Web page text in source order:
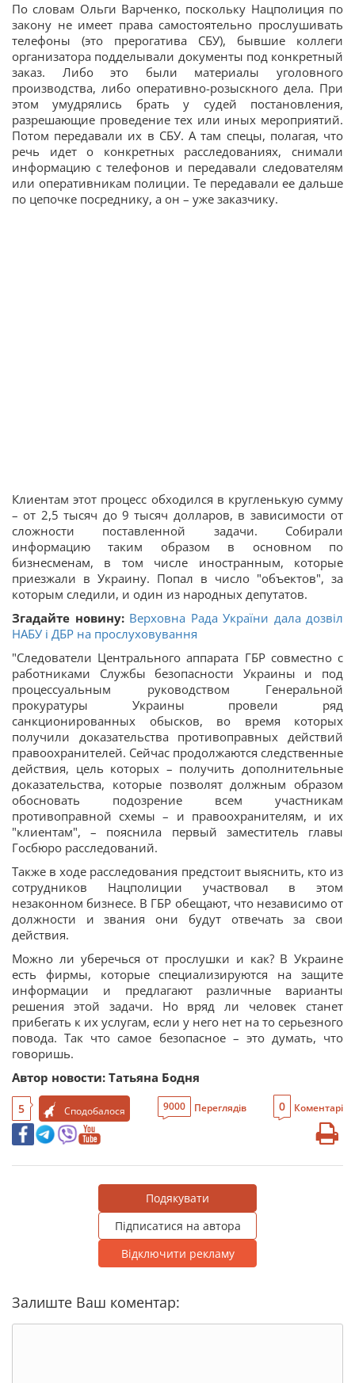
По словам Ольги Варченко, поскольку Нацполиция по
закону не имеет права самостоятельно прослушивать
телефоны (это прерогатива СБУ), бывшие коллеги
организатора подделывали документы под конкретный
заказ. Либо это были материалы уголовного
производства, либо оперативно-розыскного дела. При
этом умудрялись брать у судей постановления,
разрешающие проведение тех или иных мероприятий.
Потом передавали их в СБУ. А там спецы, полагая, что
речь идет о конкретных расследованиях, снимали
информацию с телефонов и передавали следователям
или оперативникам полиции. Те передавали ее дальше
по цепочке посреднику, а он – уже заказчику.
Клиентам этот процесс обходился в кругленькую сумму
– от 2,5 тысяч до 9 тысяч долларов, в зависимости от
сложности поставленной задачи. Собирали
информацию таким образом в основном по
бизнесменам, в том числе иностранным, которые
приезжали в Украину. Попал в число "объектов", за
которым следили, и один из народных депутатов.
Згадайте новину: Верховна Рада України дала дозвіл
НАБУ і ДБР на прослуховування
"Следователи Центрального аппарата ГБР совместно с
работниками Службы безопасности Украины и под
процессуальным руководством Генеральной
прокуратуры Украины провели ряд
санкционированных обысков, во время которых
получили доказательства противоправных действий
правоохранителей. Сейчас продолжаются следственные
действия, цель которых – получить дополнительные
доказательства, которые позволят должным образом
обосновать подозрение всем участникам
противоправной схемы – и правоохранителям, и их
"клиентам", – пояснила первый заместитель главы
Госбюро расследований.
Также в ходе расследования предстоит выяснить, кто из
сотрудников Нацполиции участвовал в этом
незаконном бизнесе. В ГБР обещают, что независимо от
должности и звания они будут отвечать за свои
действия.
Можно ли уберечься от прослушки и как? В Украине
есть фирмы, которые специализируются на защите
информации и предлагают различные варианты
решения этой задачи. Но вряд ли человек станет
прибегать к их услугам, если у него нет на то серьезного
повода. Так что самое безопасное – это думать, что
говоришь.
Автор новости: Татьяна Бодня
5 Сподобалося 9000 Переглядів 0 Коментарі
Подякувати
Підписатися на автора
Відключити рекламу
Залиште Ваш коментар: